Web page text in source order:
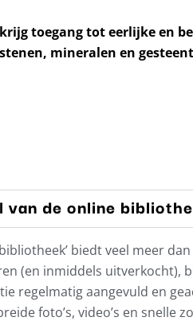
toegang tot eerlijke en
mineralen en
de online
biedt veel meer
(en inmiddels
regelmatig aangevuld en
foto’s, video’s en